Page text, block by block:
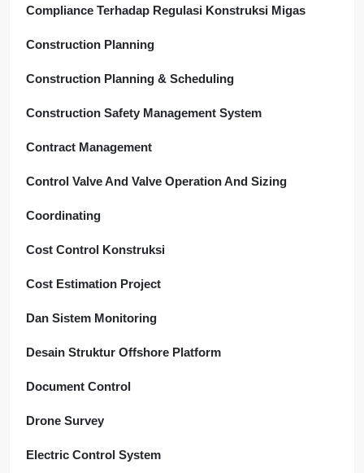
Compliance Terhadap Regulasi Konstruksi Migas
Construction Planning
Construction Planning & Scheduling
Construction Safety Management System
Contract Management
Control Valve And Valve Operation And Sizing
Coordinating
Cost Control Konstruksi
Cost Estimation Project
Dan Sistem Monitoring
Desain Struktur Offshore Platform
Document Control
Drone Survey
Electric Control System